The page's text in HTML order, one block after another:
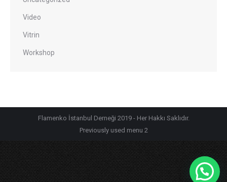
Video
Vitrin
Workshop
Flamenko İstanbul Derneği 2019 - Her Hakkı Saklıdır.
Previously used menu 2